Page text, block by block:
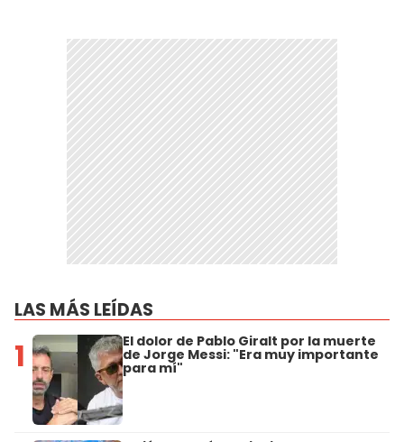
LAS MÁS LEÍDAS
1 El dolor de Pablo Giralt por la muerte
de Jorge Messi: "Era muy importante
para mí"